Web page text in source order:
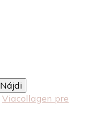
Viacollagen pre